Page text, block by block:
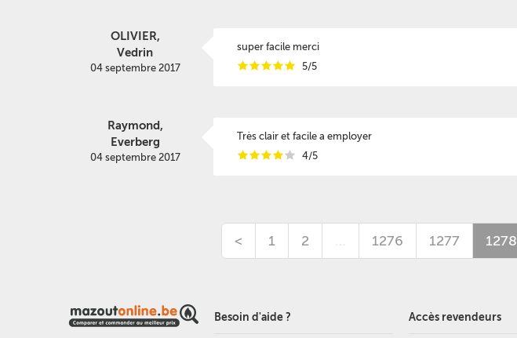
OLIVIER,
Vedrin
04 septembre 2017
super facile merci
iiiii 5/5
Raymond,
Everberg
04 septembre 2017
Très clair et facile a employer
iiiii 4/5
< 1 2 … 1276 1277 1278
Besoin d'aide ? Accès revendeurs